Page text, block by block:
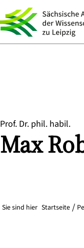
Prof. Dr. phil. habil.
Max
Sie sind hier Startseite